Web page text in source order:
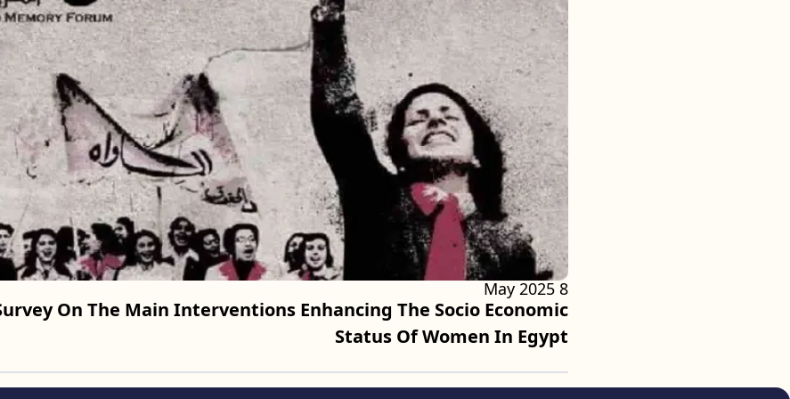
On The Main Interventions Enhancing The Socio Economic
Status Of Women In Egypt
8 May 2025